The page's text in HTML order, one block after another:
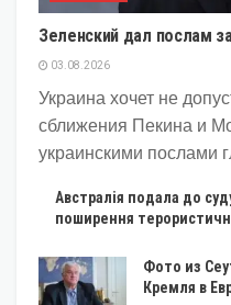
Зеленский дал послам
03.08.2026
Украина хочет не
сближения Пекина и
украинскими послами
Австралія подала до
поширення
Фото из
Кремля в